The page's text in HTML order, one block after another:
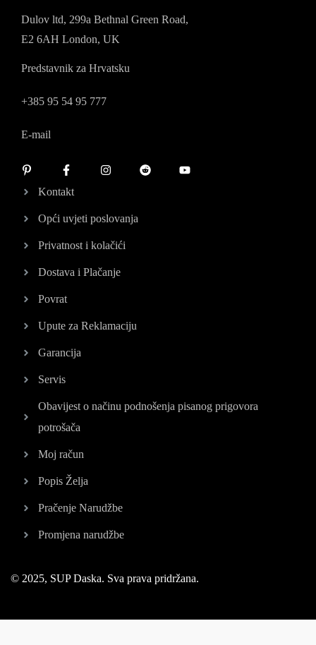
Dulov ltd, 299a Bethnal Green Road,
E2 6AH London, UK
Predstavnik za Hrvatsku
+385 95 54 95 777
E-mail
Kontakt
Opći uvjeti poslovanja
Privatnost i kolačići
Dostava i Plačanje
Povrat
Upute za Reklamaciju
Garancija
Servis
Obavijest o načinu podnošenja pisanog prigovora
potrošača
Moj račun
Popis Želja
Pračenje Narudžbe
Promjena narudžbe
© 2025, SUP Daska. Sva prava pridržana.